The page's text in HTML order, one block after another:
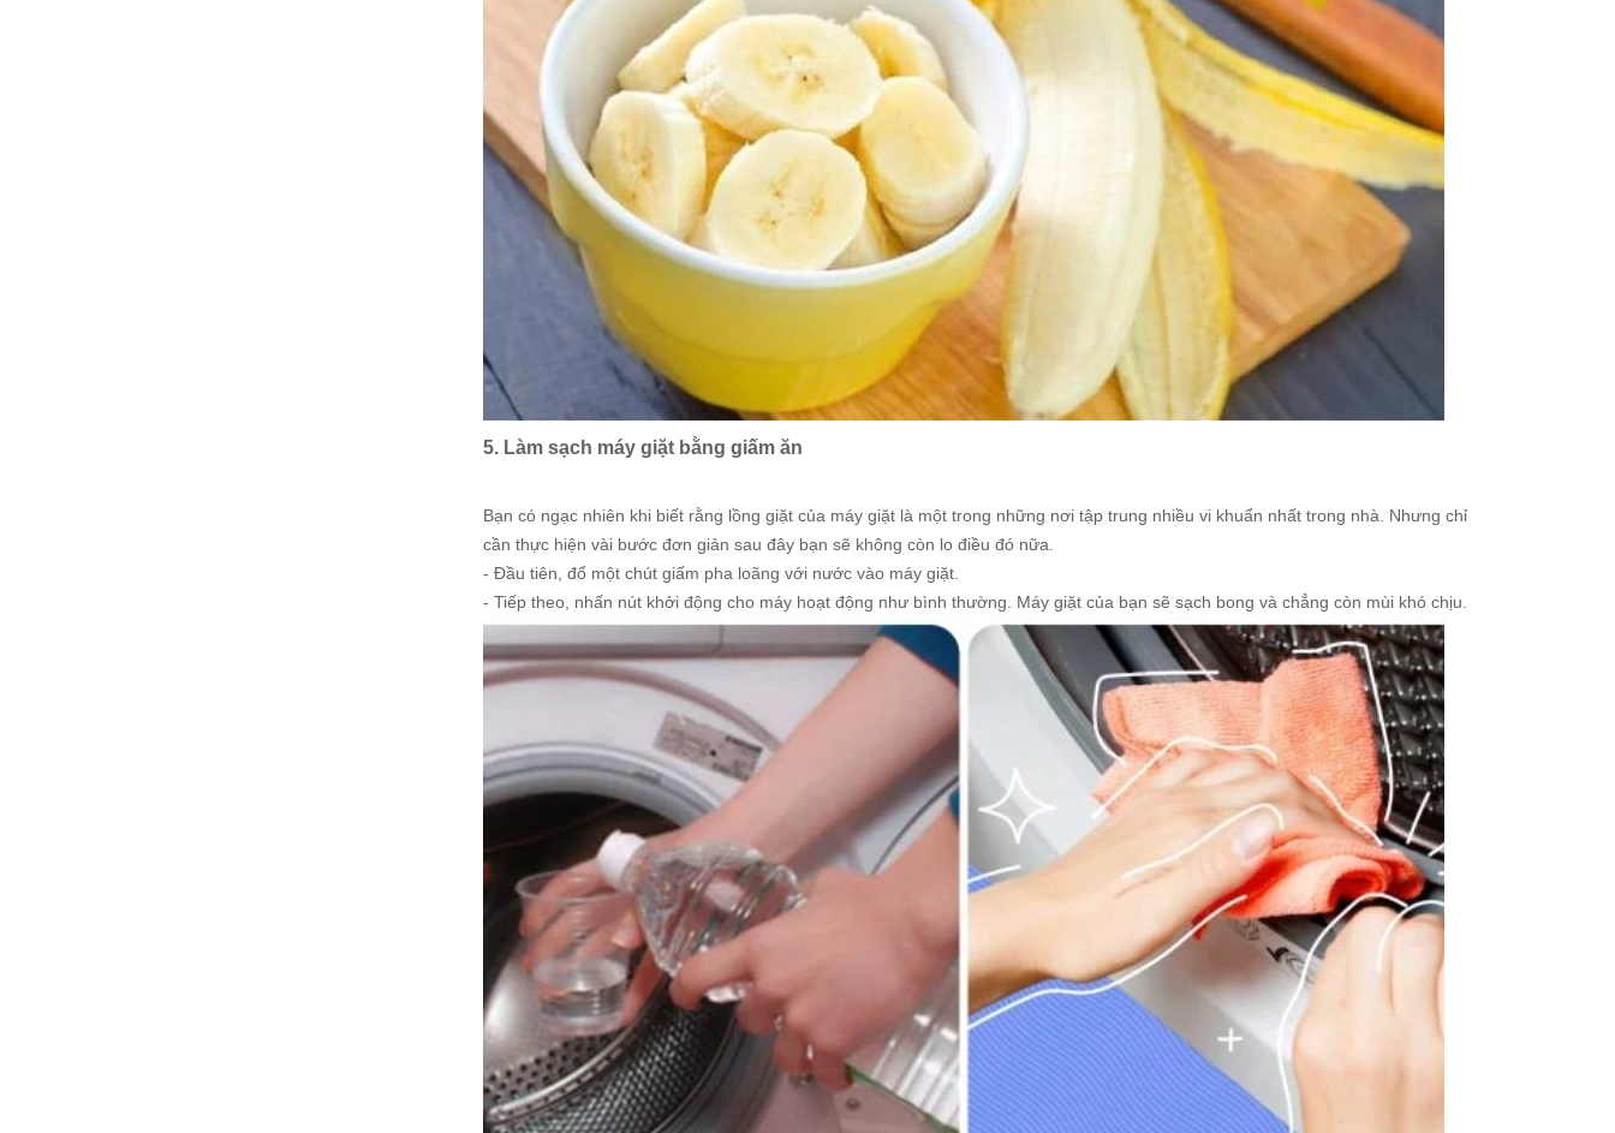
5. Làm sạch máy giặt bằng giấm ăn
Bạn có ngạc nhiên khi biết rằng lồng giặt của máy giặt là một trong những nơi tập trung nhiều vi khuẩn nhất trong nhà. Nhưng chỉ
cần thực hiện vài bước đơn giản sau đây bạn sẽ không còn lo điều đó nữa.
- Đầu tiên, đổ một chút giấm pha loãng với nước vào máy giặt.
- Tiếp theo, nhấn nút khởi động cho máy hoạt động như bình thường. Máy giặt của bạn sẽ sạch bong và chẳng còn mùi khó chịu.